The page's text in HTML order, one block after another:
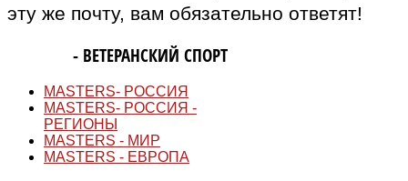
эту же почту, вам обязательно ответят!
- ВЕТЕРАНСКИЙ СПОРТ
MASTERS- РОССИЯ
MASTERS- РОССИЯ -
РЕГИОНЫ
MASTERS - МИР
MASTERS - ЕВРОПА